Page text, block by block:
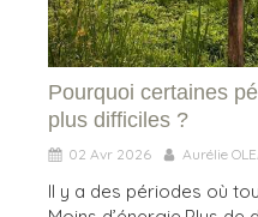
Pourquoi certaines
plus difficiles ?
02 Avr 2026 Aurélie
Il y a des périodes où